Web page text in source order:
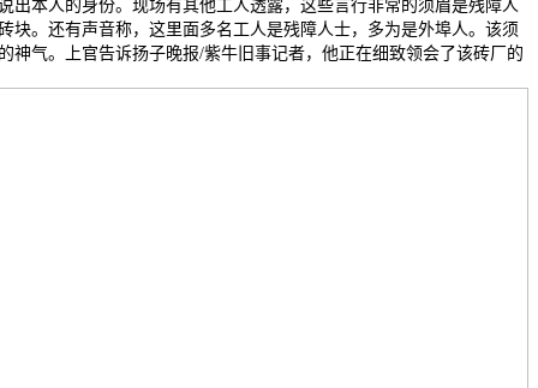
本人的身份。现场有其他工人透露，这些言行非常的须眉是残障人
。还有声音称，这里面多名工人是残障人士，多为是外埠人。该须
气。上官告诉扬子晚报/紫牛旧事记者，他正在细致领会了该砖厂的